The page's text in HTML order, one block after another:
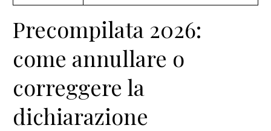
Precompilata 2026:
come annullare o
correggere la
dichiarazione